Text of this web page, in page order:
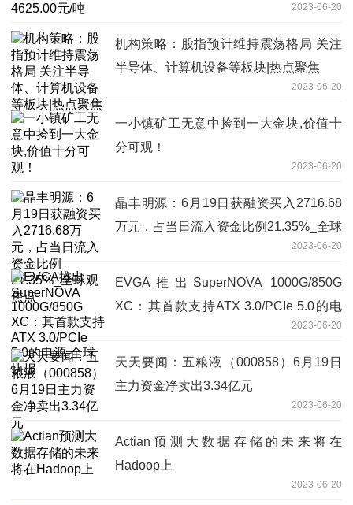
2023-06-20
机构策略：股指预计维持震荡格局 关注
半导体、计算机设备等板块|热点聚焦
2023-06-20
一小镇矿工无意中捡到一大金块,价值十
分可观！
2023-06-20
晶丰明源：6月19日获融资买入2716.68
万元，占当日流入资金比例21.35%_全球
2023-06-20
EVGA推出SuperNOVA 1000G/850G
XC：其首款支持ATX 3.0/PCIe 5.0的电
2023-06-20
天天要闻：五粮液（000858）6月19日
主力资金净卖出3.34亿元
2023-06-20
Actian预测大数据存储的未来将在
Hadoop上
2023-06-20